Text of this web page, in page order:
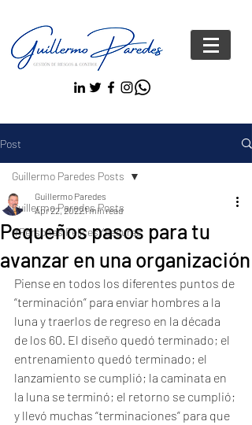
Post
Guillermo Paredes Posts
#Personas FelicesYseguras
Guillermo Paredes Posts
Pequeños pasos para tu
avanzar en una organización
Guillermo Paredes
Apr 22, 20221 min read
Piense en todos los diferentes puntos de
“terminación” para enviar hombres a la
luna y traerlos de regreso en la década
de los 60. El diseño quedó terminado; el
entrenamiento quedó terminado; el
lanzamiento se cumplió; la caminata en
la luna se terminó; el retorno se cumplió;
y llevó muchas “terminaciones” para que